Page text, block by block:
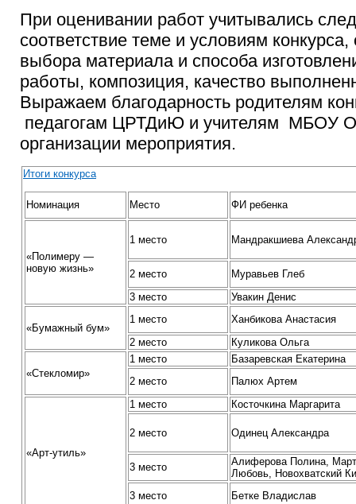
При оценивании работ учитывались
соответствие теме и условиям конкурса,
выбора материала и способа
работы, композиция, качество
Выражаем благодарность родителям
педагогам ЦРТДиЮ и учителям МБОУ
организации мероприятия.
Итоги конкурса
Номинация Место ФИ ребенка
«Полимеру —
новую жизнь»
1 место Мандракшиева
2 место
Муравьев Глеб
3 место
Увакин Денис
«Бумажный бум»
1 место
Ханбикова Анастасия
2 место
Куликова Ольга
«Стекломир»
1 место
Базаревская Екатерина
2 место
Палюх Артем
«Арт-утиль»
1 место Косточкина Маргарита
2 место Одинец Александра
3 место
Алиферова Полина,
Любовь, Новохватский
3 место
Бетке Владислав